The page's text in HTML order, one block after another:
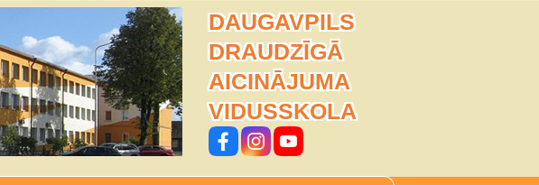
DAUGAVPILS
DRAUDZĪGĀ
AICINĀJUMA
VIDUSSKOLA